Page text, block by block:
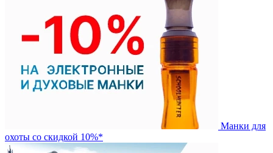
Манки для
охоты со скидкой 10%*